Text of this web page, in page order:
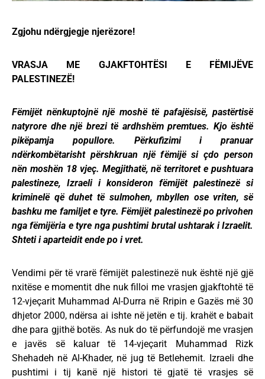
Zgjohu ndërgjegje njerëzore!
VRASJA ME GJAKFTOHTËSI E FËMIJËVE
PALESTINEZË!
Fëmijët nënkuptojnë një moshë të pafajësisë, pastërtisë
natyrore dhe një brezi të ardhshëm premtues. Kjo është
pikëpamja popullore. Përkufizimi i pranuar
ndërkombëtarisht përshkruan një fëmijë si çdo person
nën moshën 18 vjeç. Megjithatë, në territoret e pushtuara
palestineze, Izraeli i konsideron fëmijët palestinezë si
kriminelë që duhet të sulmohen, mbyllen ose vriten, së
bashku me familjet e tyre. Fëmijët palestinezë po privohen
nga fëmijëria e tyre nga pushtimi brutal ushtarak i Izraelit.
Shteti i aparteidit ende po i vret.
Vendimi për të vrarë fëmijët palestinezë nuk është një gjë
nxitëse e momentit dhe nuk filloi me vrasjen gjakftohtë të
12-vjeçarit Muhammad Al-Durra në Rripin e Gazës më 30
dhjetor 2000, ndërsa ai ishte në jetën e tij. krahët e babait
dhe para gjithë botës. As nuk do të përfundojë me vrasjen
e javës së kaluar të 14-vjeçarit Muhammad Rizk
Shehadeh në Al-Khader, në jug të Betlehemit. Izraeli dhe
pushtimi i tij kanë një histori të gjatë të vrasjes së